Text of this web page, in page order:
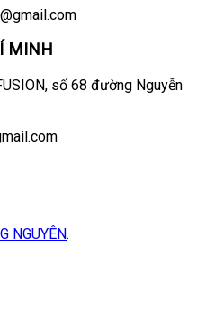
MINH
số 68 đường Nguyễn
NGUYÊN.